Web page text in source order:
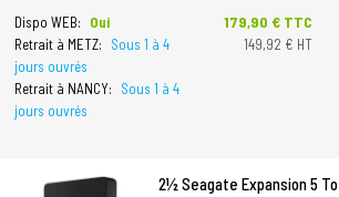
Dispo WEB:
Oui
Retrait à METZ:
Sous 1 à 4
jours ouvrés
Retrait à NANCY:
Sous 1 à 4
jours ouvrés
Prix
179,90 € TTC
149,92 € HT
2½ Seagate Expansion 5 To